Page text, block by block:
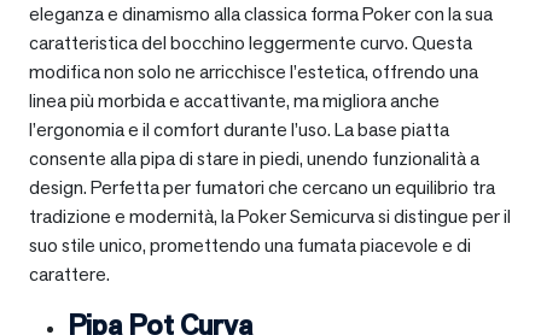
eleganza e dinamismo alla classica forma Poker con la sua
caratteristica del bocchino leggermente curvo. Questa
modifica non solo ne arricchisce l’estetica, offrendo una
linea più morbida e accattivante, ma migliora anche
l’ergonomia e il comfort durante l’uso. La base piatta
consente alla pipa di stare in piedi, unendo funzionalità a
design. Perfetta per fumatori che cercano un equilibrio tra
tradizione e modernità, la Poker Semicurva si distingue per il
suo stile unico, promettendo una fumata piacevole e di
carattere.
Pipa Pot Curva